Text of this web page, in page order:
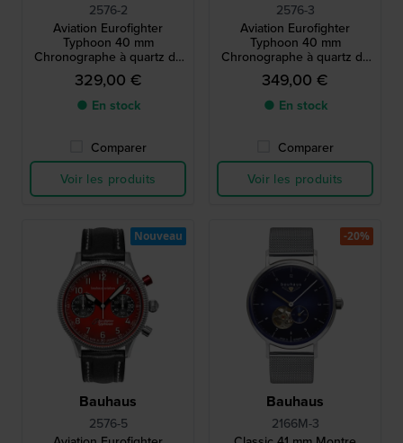
2576-2
Aviation Eurofighter
Typhoon 40 mm
Chronographe à quartz de
style aviateur de fabrication
allemande avec date
329,00 €
● En stock
Comparer
Voir les produits
2576-3
Aviation Eurofighter
Typhoon 40 mm
Chronographe à quartz de
style aviateur de fabrication
allemande avec date
349,00 €
● En stock
Comparer
Voir les produits
Bauhaus
2576-5
Nouveau
Bauhaus
2166M-3
-20%